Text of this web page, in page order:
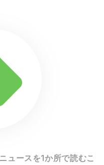
ュースを1か所で読むこ